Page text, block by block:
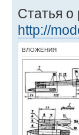
Статья
http://
ВЛОЖЕНИЯ